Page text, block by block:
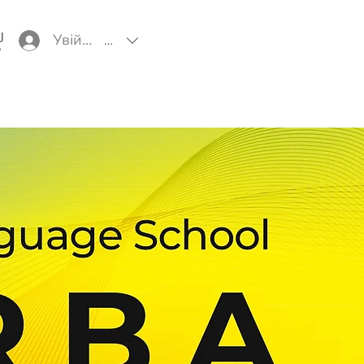
Увійти EUR (€)